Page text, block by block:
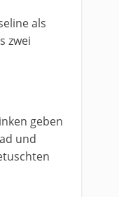
als
zwei
geben
und